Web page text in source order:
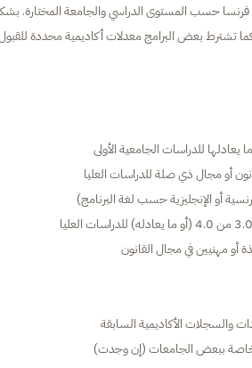
حسب المستوى الدراسي والجامعة المختارة.
كما تشترط بعض البرامج معدلات أكاديمية محددة
يعادلها للدراسات الجامعية الأولى
أو مجال ذي صلة للدراسات العليا
أو الإنجليزية حسب لغة البرنامج)
مهنيين في مجال القانون
الأكاديمية السابقة
الخاصة ببعض الجامعات (إن وجدت)